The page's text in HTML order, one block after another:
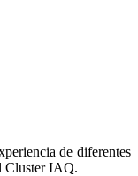
de diferentes
Cluster IAQ.